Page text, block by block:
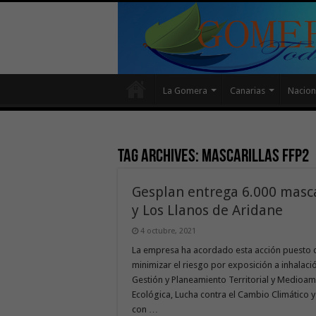
La Gomera Canarias
Tag Archives: mascarillas FFP2
Gesplan entrega 6.000
y Los Llanos de Aridane
4 octubre, 2021
La empresa ha acordado esta acción
minimizar el riesgo por exposición a
Gestión y Planeamiento Territorial y
Ecológica, Lucha contra el Cambio
con …